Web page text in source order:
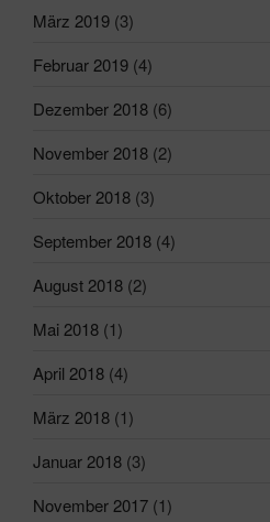
März 2019 (3)
Februar 2019 (4)
Dezember 2018 (6)
November 2018 (2)
Oktober 2018 (3)
September 2018 (4)
August 2018 (2)
Mai 2018 (1)
April 2018 (4)
März 2018 (1)
Januar 2018 (3)
November 2017 (1)